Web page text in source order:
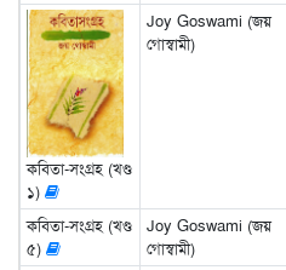
কবিতা-সংগ্রহ (খণ্ড
১)
Joy Goswami (জয়
গোস্বামী)
কবিতা-সংগ্রহ (খণ্ড
৫)
Joy Goswami (জয়
গোস্বামী)